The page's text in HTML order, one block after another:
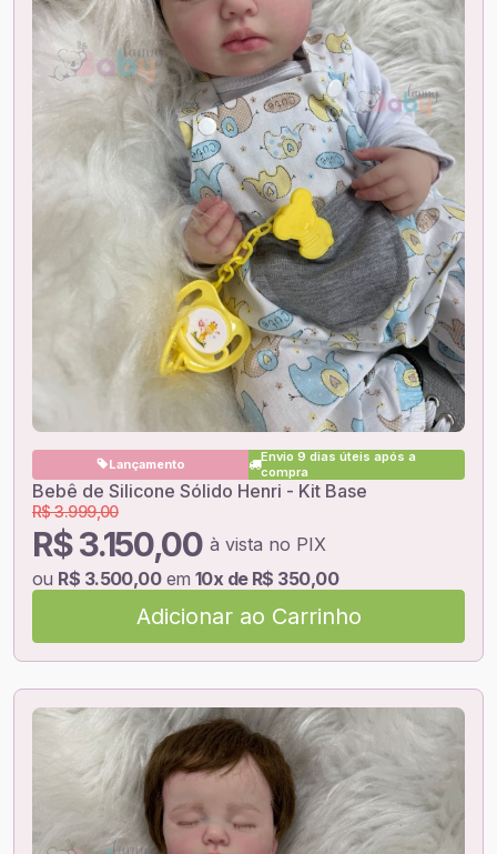
Lançamento
Envio 9 dias úteis após a
compra
Bebê de Silicone Sólido Henri - Kit Base
R$ 3.150,00 à vista no PIX
R$ 3.999,00
ou R$ 3.500,00em 10x de R$ 350,00
Adicionar ao Carrinho